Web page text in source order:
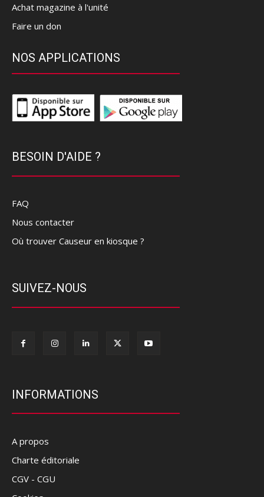
Achat magazine à l'unité
Faire un don
NOS APPLICATIONS
BESOIN D'AIDE ?
FAQ
Nous contacter
Où trouver Causeur en kiosque ?
SUIVEZ-NOUS
INFORMATIONS
A propos
Charte éditoriale
CGV - CGU